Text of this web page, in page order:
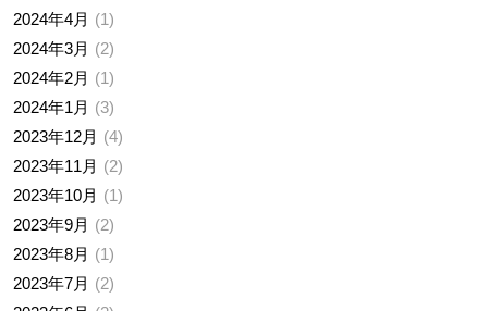
2024年4月
1
2024年3月
2
2024年2月
1
2024年1月
3
2023年12月
4
2023年11月
2
2023年10月
1
2023年9月
2
2023年8月
1
2023年7月
2